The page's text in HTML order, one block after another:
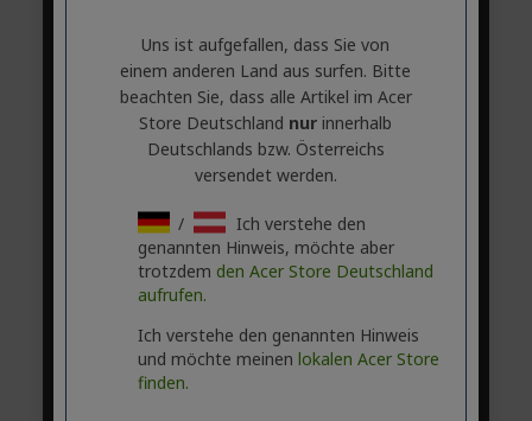
Uns ist aufgefallen, dass Sie von
einem anderen Land aus surfen. Bitte
beachten Sie, dass alle Artikel im Acer
Store Deutschland nur innerhalb
Deutschlands bzw. Österreichs
versendet werden.
/
Ich verstehe den
genannten Hinweis, möchte aber
trotzdem den Acer Store Deutschland
aufrufen.
Ich verstehe den genannten Hinweis
und möchte meinen lokalen Acer Store
finden.